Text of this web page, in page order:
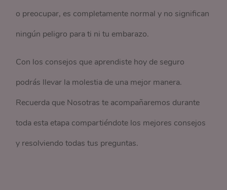
o preocupar, es completamente normal y no significan
ningún peligro para ti ni tu embarazo.
Con los consejos que aprendiste hoy de seguro
podrás llevar la molestia de una mejor manera.
Recuerda que Nosotras te acompañaremos durante
toda esta etapa compartiéndote los mejores consejos
y resolviendo todas tus preguntas.